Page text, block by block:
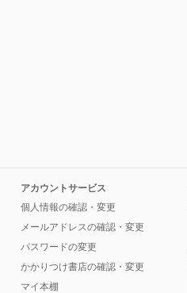
アカウントサービス
個人情報の確認・変更
メールアドレスの確認・変更
パスワードの変更
かかりつけ書店の確認・変更
マイ本棚